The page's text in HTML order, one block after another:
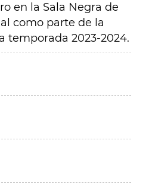
en la Sala Negra de
como parte de la
temporada 2023-2024.